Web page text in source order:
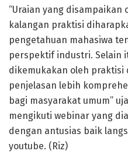
“Uraian yang disampaikan
kalangan praktisi
pengetahuan mahasiwa
perspektif industri. Selain
dikemukakan oleh praktisi
penjelasan lebih
bagi masyarakat umum”
mengikuti webinar yang
dengan antusias baik
youtube. (Riz)